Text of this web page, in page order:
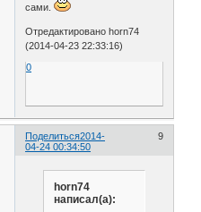
сами.
Отредактировано horn74
(2014-04-23 22:33:16)
0
Поделиться 9
2014-
04-24 00:34:50
horn74
написал(а):